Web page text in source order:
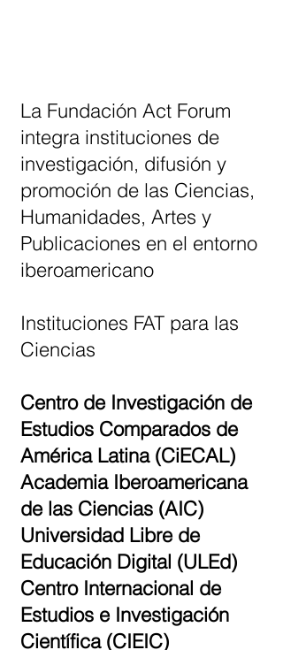
La Fundación Act Forum
integra instituciones de
investigación, difusión y
promoción de las Ciencias,
Humanidades, Artes y
Publicaciones en el entorno
iberoamericano
Instituciones FAT para las
Ciencias
Centro de Investigación de
Estudios Comparados de
América Latina (CiECAL)
Academia Iberoamericana
de las Ciencias (AIC)
Universidad Libre de
Educación Digital (ULEd)
Centro Internacional de
Estudios e Investigación
Científica (CIEIC)